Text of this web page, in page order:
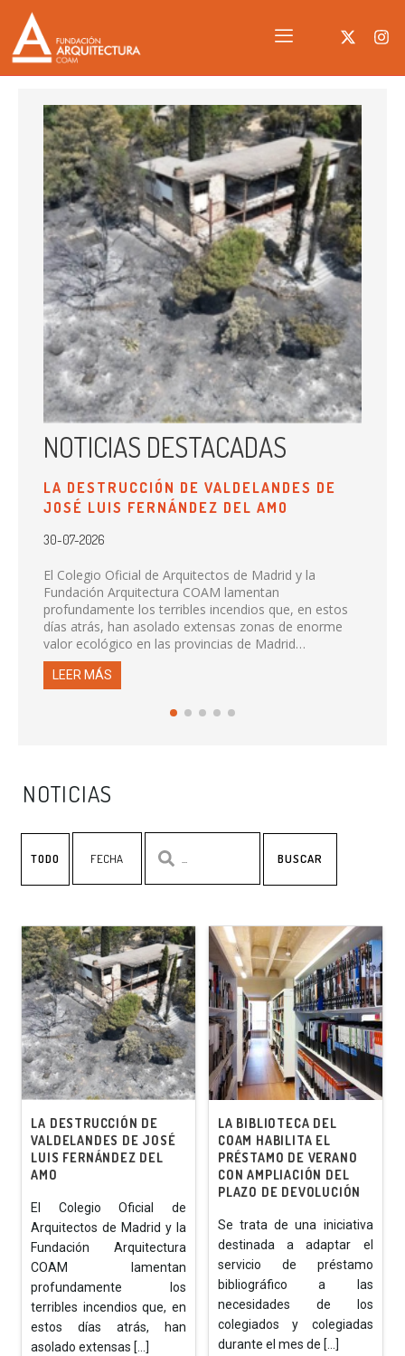
NOTICIAS DESTACADAS
LA DESTRUCCIÓN DE VALDELANDES DE
JOSÉ LUIS FERNÁNDEZ DEL AMO
30-07-2026
El Colegio Oficial de Arquitectos de Madrid y la
Fundación Arquitectura COAM lamentan
profundamente los terribles incendios que, en estos
días atrás, han asolado extensas zonas de enorme
valor ecológico en las provincias de Madrid…
LEER MÁS
NOTICIAS
TODO BUSCAR
LA DESTRUCCIÓN DE
VALDELANDES DE JOSÉ
LUIS FERNÁNDEZ DEL
AMO
El Colegio Oficial de
Arquitectos de Madrid y la
Fundación Arquitectura
COAM lamentan
profundamente los
terribles incendios que, en
estos días atrás, han
asolado extensas [...]
LA BIBLIOTECA DEL
COAM HABILITA EL
PRÉSTAMO DE VERANO
CON AMPLIACIÓN DEL
PLAZO DE DEVOLUCIÓN
Se trata de una iniciativa
destinada a adaptar el
servicio de préstamo
bibliográfico a las
necesidades de los
colegiados y colegiadas
durante el mes de [...]